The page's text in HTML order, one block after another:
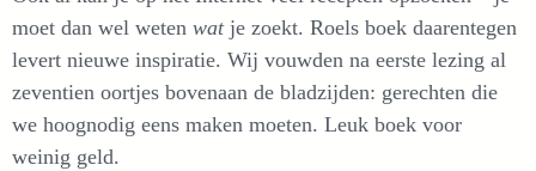
moet dan wel weten wat je zoekt. Roels boek daarentegen
levert nieuwe inspiratie. Wij vouwden na eerste lezing al
zeventien oortjes bovenaan de bladzijden: gerechten die
we hoognodig eens maken moeten. Leuk boek voor
weinig geld.